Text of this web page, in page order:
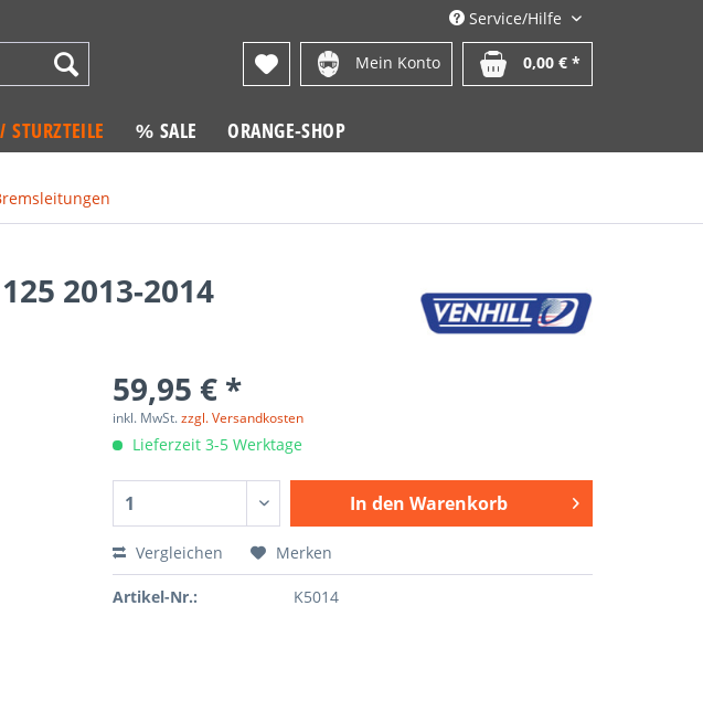
Service/Hilfe
Mein Konto 0,00 € *
% SALE ORANGE-SHOP
2013-2014
59,95 € *
inkl. MwSt.zzgl. Versandkosten
Lieferzeit 3-5 Werktage
In den Warenkorb
Vergleichen Merken
Artikel-Nr.: K5014